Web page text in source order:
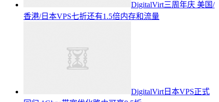
DigitalVirt三周年庆 美国/
香港/日本VPS七折还有1.5倍内存和流量
DigitalVirt日本VPS正式